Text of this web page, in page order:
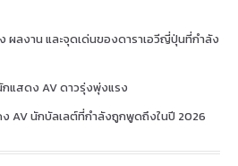
ผลงาน และจุดเด่นของดาราเอวีญี่ปุ่นที่กำลัง
กแสดง AV ดาวรุ่งพุ่งแรง
ง AV นักบัลเลต์ที่กำลังถูกพูดถึงในปี 2026